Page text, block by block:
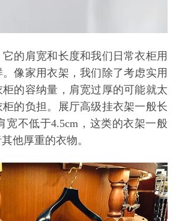
它的肩宽和长度和我们日常衣柜用
像家用衣架，我们除了考虑实用
的容纳量，肩宽过厚的可能就太
的负担。展厅高级挂衣架一般长
宽不低于4.5cm，这类的衣架一般
他厚重的衣物。